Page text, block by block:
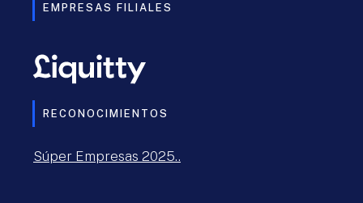
EMPRESAS FILIALES
RECONOCIMIENTOS
Súper Empresas 2025..